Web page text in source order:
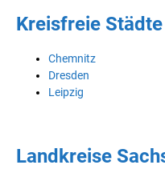
Kreisfreie
Chemnitz
Dresden
Leipzig
Landkreise